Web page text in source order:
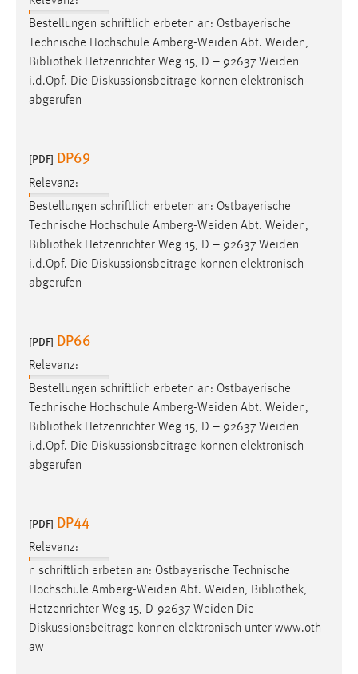
Bestellungen schriftlich erbeten an: Ostbayerische
Technische Hochschule Amberg-Weiden Abt. Weiden,
Bibliothek Hetzenrichter Weg 15, D – 92637 Weiden
i.d.Opf. Die Diskussionsbeiträge können elektronisch
abgerufen
[PDF] DP69
Relevanz:
Bestellungen schriftlich erbeten an: Ostbayerische
Technische Hochschule Amberg-Weiden Abt. Weiden,
Bibliothek Hetzenrichter Weg 15, D – 92637 Weiden
i.d.Opf. Die Diskussionsbeiträge können elektronisch
abgerufen
[PDF] DP66
Relevanz:
Bestellungen schriftlich erbeten an: Ostbayerische
Technische Hochschule Amberg-Weiden Abt. Weiden,
Bibliothek Hetzenrichter Weg 15, D – 92637 Weiden
i.d.Opf. Die Diskussionsbeiträge können elektronisch
abgerufen
[PDF] DP44
Relevanz:
n schriftlich erbeten an: Ostbayerische Technische
Hochschule Amberg-Weiden Abt. Weiden, Bibliothek,
Hetzenrichter Weg 15, D-92637 Weiden Die
Diskussionsbeiträge können elektronisch unter www.oth-
aw
Cookie Laufzeit:
Max. 13 Monate
MARKETING
verwendet, um personalisierte Werbung anzuzeigen.
hinweg verfolgen.
Google Ads
Name:
_gcl_au
Conversion-Tracking
Cookie Laufzeit:
3 Monate
Facebook Pixel
_fbp
Anbieter:
Facebook
Zweck:
Conversion-Tracking